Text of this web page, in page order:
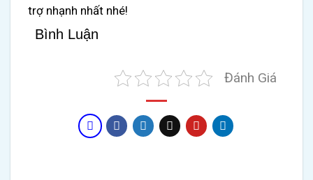
trợ nhạnh nhất nhé!
Bình Luận
Đánh Giá